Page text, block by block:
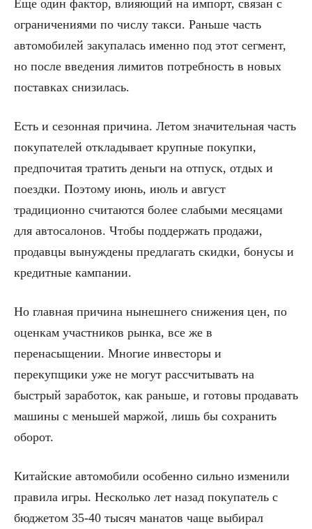
Еще один фактор, влияющий на импорт, связан с
ограничениями по числу такси. Раньше часть
автомобилей закупалась именно под этот сегмент,
но после введения лимитов потребность в новых
поставках снизилась.
Есть и сезонная причина. Летом значительная часть
покупателей откладывает крупные покупки,
предпочитая тратить деньги на отпуск, отдых и
поездки. Поэтому июнь, июль и август
традиционно считаются более слабыми месяцами
для автосалонов. Чтобы поддержать продажи,
продавцы вынуждены предлагать скидки, бонусы и
кредитные кампании.
Но главная причина нынешнего снижения цен, по
оценкам участников рынка, все же в
перенасыщении. Многие инвесторы и
перекупщики уже не могут рассчитывать на
быстрый заработок, как раньше, и готовы продавать
машины с меньшей маржой, лишь бы сохранить
оборот.
Китайские автомобили особенно сильно изменили
правила игры. Несколько лет назад покупатель с
бюджетом 35-40 тысяч манатов чаще выбирал